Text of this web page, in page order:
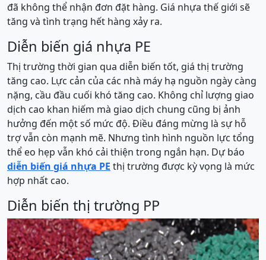
đã không thể nhận đơn đặt hàng. Giá nhựa thế giới sẽ
tăng và tình trạng hết hàng xảy ra.
Diễn biến giá nhựa PE
Thị trường thời gian qua diễn biến tốt, giá thị trường
tăng cao. Lực cản của các nhà máy hạ nguồn ngày càng
nặng, cầu đầu cuối khó tăng cao. Không chỉ lượng giao
dịch cao khan hiếm mà giao dịch chung cũng bị ảnh
hưởng đến một số mức độ. Điều đáng mừng là sự hỗ
trợ vẫn còn mạnh mẽ. Nhưng tình hình nguồn lực tổng
thể eo hẹp vẫn khó cải thiện trong ngắn hạn. Dự báo
diễn biến giá nhựa PE thị trường được kỳ vọng là mức
hợp nhất cao.
Diễn biến thị trường PP